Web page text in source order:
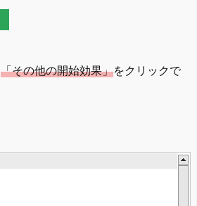
「その他の開始効果」をクリックで